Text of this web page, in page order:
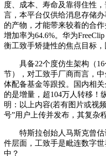
度、成本、寿命及靠得住性
言，本平台仅供给消息存储
的产物，才能带来较着的合
增加率为64.6%。华为
衡工致手矫捷性的焦点目标，
具备22个度仿生架构（16
节），对工致手厂商而言，
体配备基金等跟投。国内相
的是增量，超104万人转移！
明：以上内容(若有图片或视
号”用户上传并发布，其复杂
特斯拉创始人马斯克曾估
件层面，工致手是毗连数字
中？